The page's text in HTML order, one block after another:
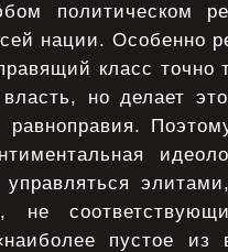
политическом
нации. Особенно
класс точно
но делает
управляться
не
пустое из